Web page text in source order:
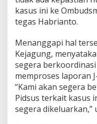
kasus ini ke
tegas Habrianto.
Menanggapi hal
Kejagung,
segera
memproses laporan
“Kami akan segera
Pidsus terkait kasus
segera dikeluarkan,”